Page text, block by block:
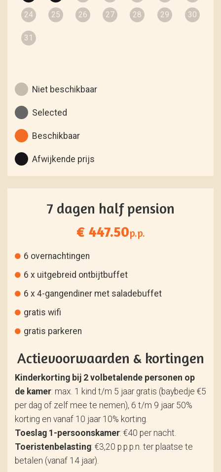
24 25 26 27 28 29 30
31
Niet beschikbaar
Selected
Beschikbaar
Afwijkende prijs
7 dagen half pension
€ 447.50p.p.
6 overnachtingen
6 x uitgebreid ontbijtbuffet
6 x 4-gangendiner met saladebuffet
gratis wifi
gratis parkeren
Actievoorwaarden & kortingen
Kinderkorting bij 2 volbetalende personen op
de kamer: max. 1 kind t/m 5 jaar gratis (baybedje €5
per dag of zelf mee te nemen), 6 t/m 9 jaar 50%
korting en vanaf 10 jaar 10% korting.
Toeslag 1-persoonskamer: €40 per nacht.
Toeristenbelasting: €3,20 p.p.p.n. ter plaatse te
betalen (vanaf 14 jaar).